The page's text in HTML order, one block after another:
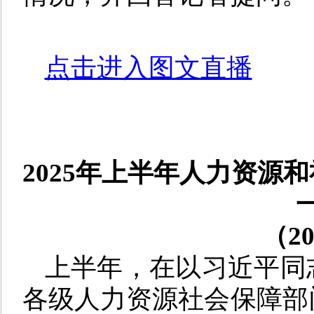
点击进入图文直播
2025年上半年人力资源
（
上半年，在以习近平
各级人力资源社会保障